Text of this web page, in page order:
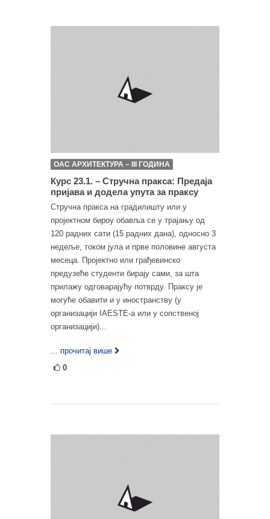
ОАС АРХИТЕКТУРА – III ГОДИНА
Курс 23.1. – Стручна пракса: Предаја
пријава и додела упута за праксу
Стручна пракса на градилишту или у
пројектном бироу обавља се у трајању од
120 радних сати (15 радних дана), односно 3
недеље, током јула и прве половине августа
месеца. Пројектно или грађевинско
предузеће студенти бирају сами, за шта
прилажу одговарајућу потврду. Праксу је
могуће обавити и у иностранству (у
организацији IAESTE-а или у сопственој
организацији)...
... прочитај више
0